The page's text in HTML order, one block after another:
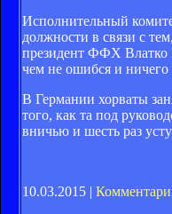
Исполнительный
должности в связи с
президент ФФХ Влатко
чем не ошибся и ничего
В Германии хорваты
того, как та под
вничью и шесть раз
10.03.2015 |